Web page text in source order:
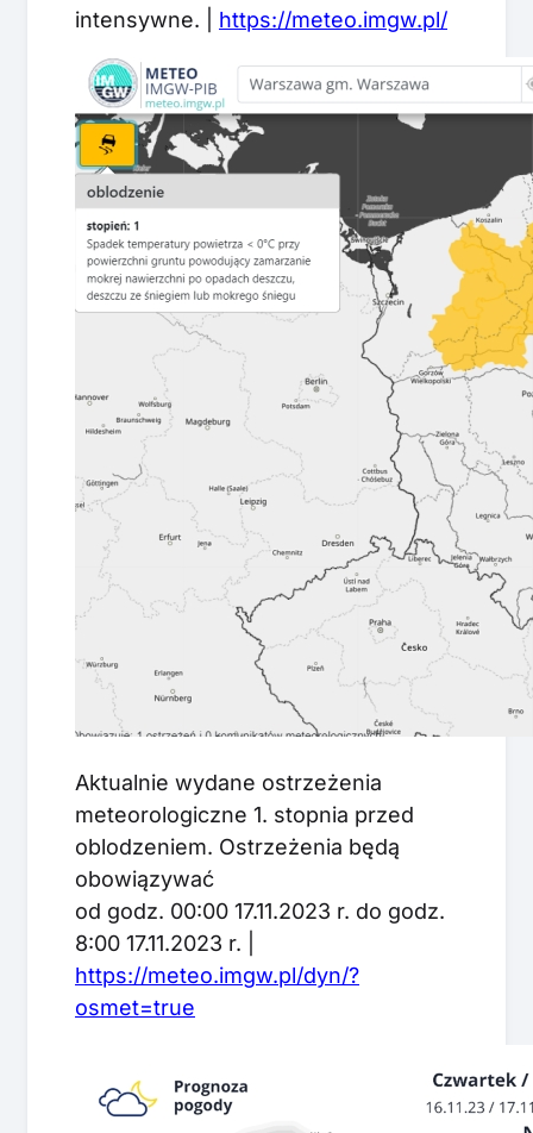
intensywne. | https://meteo.imgw.pl/
Aktualnie wydane ostrzeżenia
meteorologiczne 1. stopnia przed
oblodzeniem. Ostrzeżenia będą
obowiązywać
od godz. 00:00 17.11.2023 r. do godz.
8:00 17.11.2023 r. |
https://meteo.imgw.pl/dyn/?
osmet=true